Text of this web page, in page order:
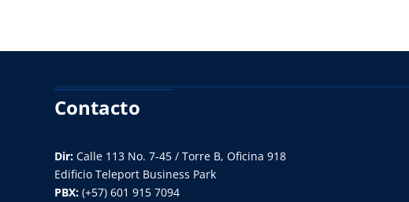
Contacto
Dir:Calle 113 No. 7-45 / Torre B, Oficina 918
Edificio Teleport Business Park
PBX:(+57) 601 915 7094